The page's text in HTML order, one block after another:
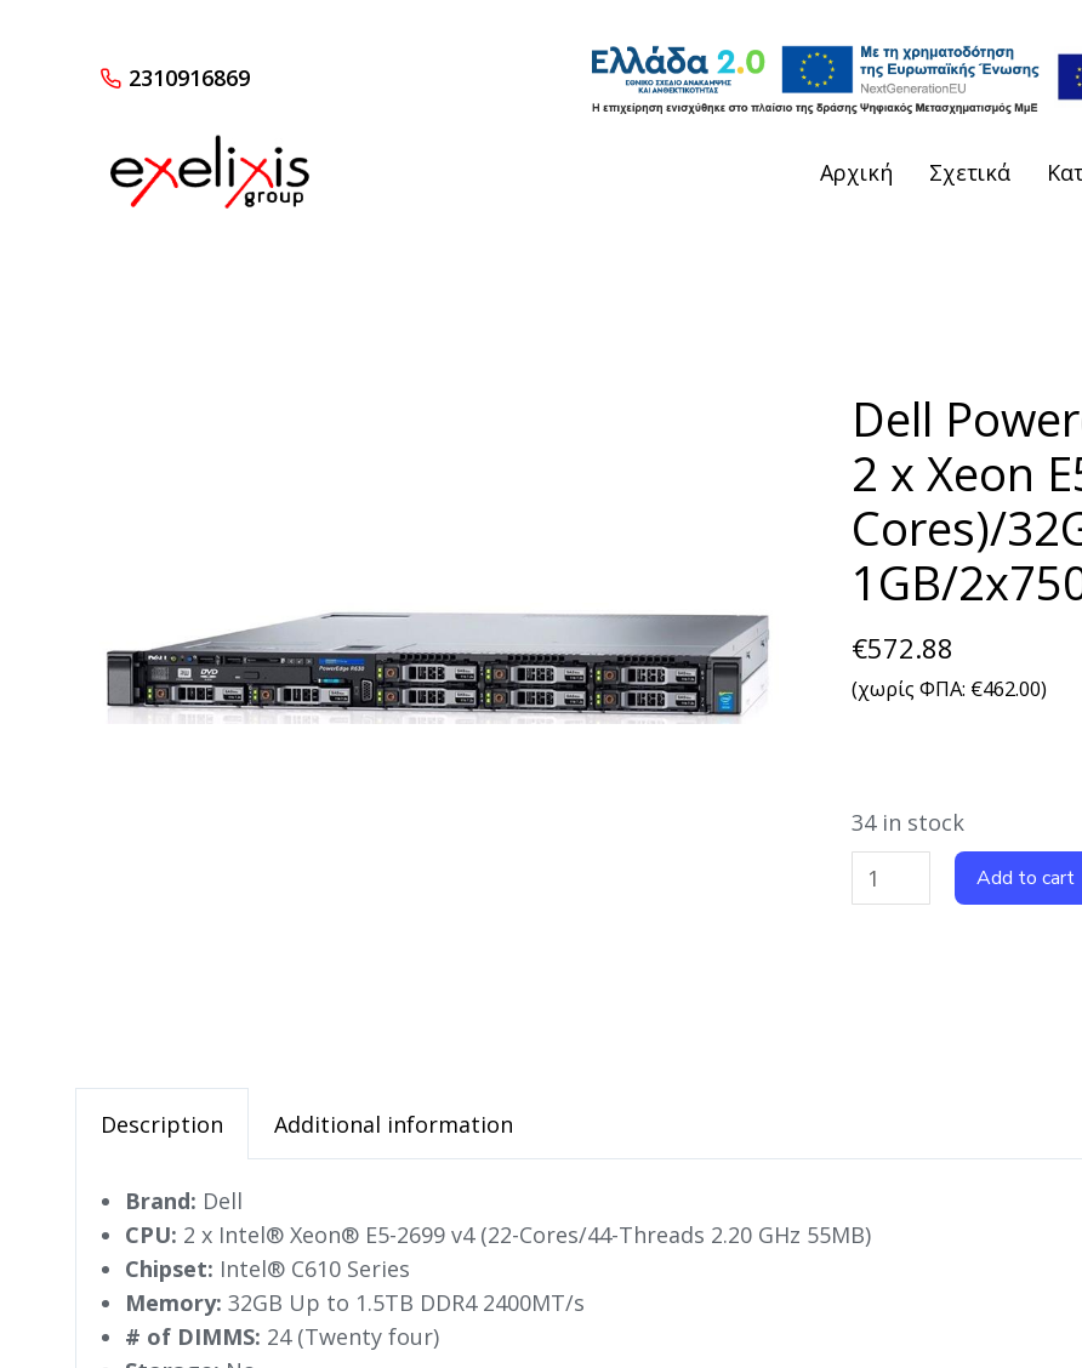
2310916869
Αρχική Σχετικά
Dell
2 x Xeon
Cores)/
1GB/
€572.88
(χωρίς ΦΠΑ: €462.00)
34 in stock
Add to cart
Description Additional information
Brand: Dell
CPU: 2 x Intel® Xeon® E5-2699 v4 (22-Cores/44-Threads 2.20 GHz 55MB)
Chipset: Intel® C610 Series
Memory: 32GB Up to 1.5TB DDR4 2400MT/s
# of DIMMS: 24 (Twenty four)